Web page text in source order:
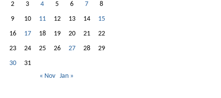
2
3 4 5 6 7
8
9
10 11 12 13 14
15
16
17 18 19 20 21
22
23
24 25 26 27 28
29
30
31
« Nov
Jan »